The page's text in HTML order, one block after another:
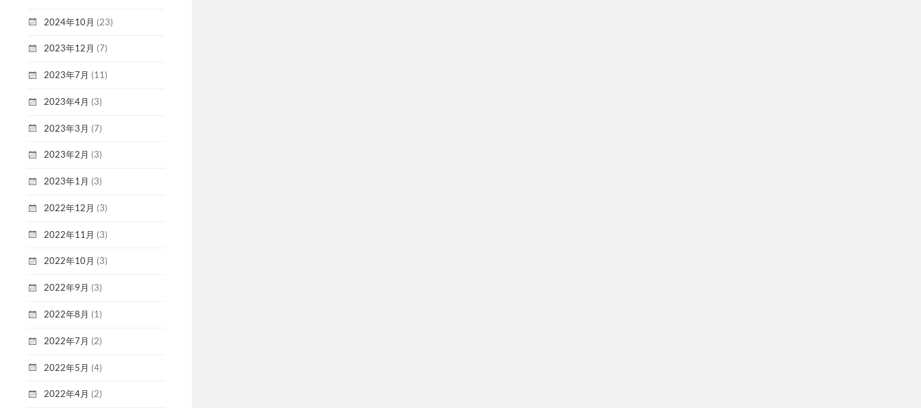
2024年10月 (23)
2023年12月 (7)
2023年7月 (11)
2023年4月 (3)
2023年3月 (7)
2023年2月 (3)
2023年1月 (3)
2022年12月 (3)
2022年11月 (3)
2022年10月 (3)
2022年9月 (3)
2022年8月 (1)
2022年7月 (2)
2022年5月 (4)
2022年4月 (2)